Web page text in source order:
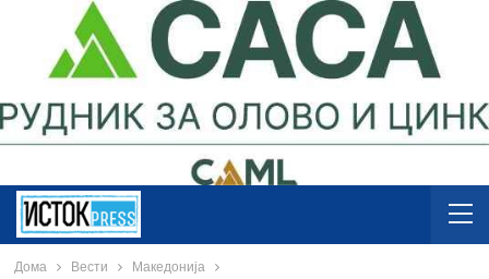
Дома Вести Македонија